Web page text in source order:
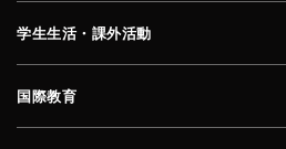
学生生活・課外活動
国際教育